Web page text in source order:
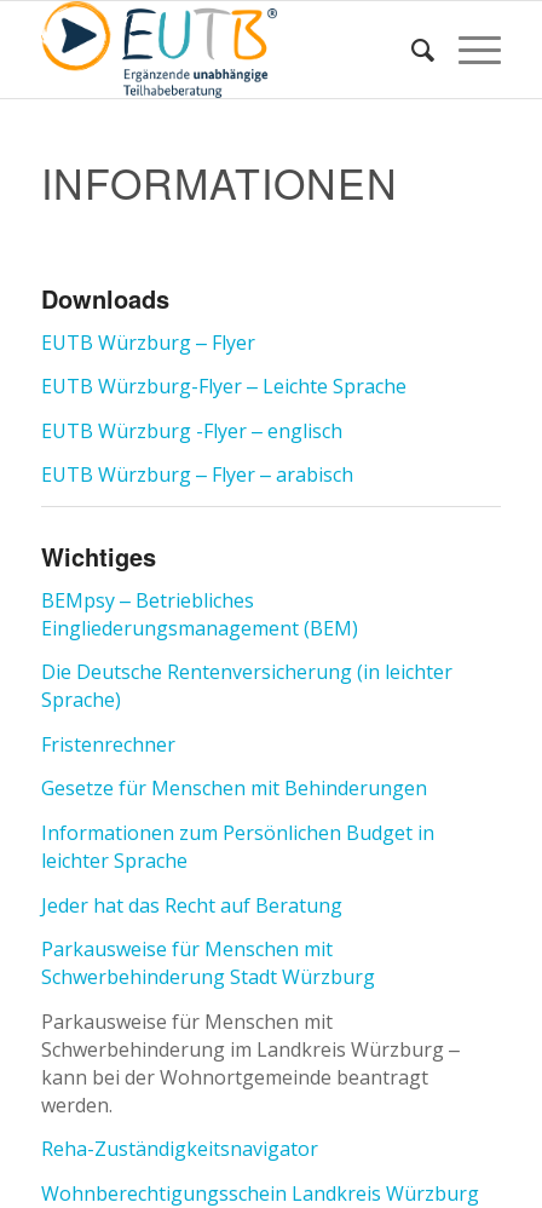
INFORMATIONEN
Downloads
EUTB Würzburg – Flyer
EUTB Würzburg-Flyer – Leichte Sprache
EUTB Würzburg -Flyer – englisch
EUTB Würzburg – Flyer – arabisch
Wichtiges
BEMpsy – Betriebliches
Eingliederungsmanagement (BEM)
Die Deutsche Rentenversicherung (in leichter
Sprache)
Fristenrechner
Gesetze für Menschen mit Behinderungen
Informationen zum Persönlichen Budget in
leichter Sprache
Jeder hat das Recht auf Beratung
Parkausweise für Menschen mit
Schwerbehinderung Stadt Würzburg
Parkausweise für Menschen mit
Schwerbehinderung im Landkreis Würzburg –
kann bei der Wohnortgemeinde beantragt
werden.
Reha-Zuständigkeitsnavigator
Wohnberechtigungsschein Landkreis Würzburg